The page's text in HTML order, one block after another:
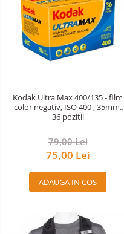
Kodak Ultra Max 400/135 - film
color negativ, ISO 400 , 35mm,
36 pozitii
79,00 Lei
75,00 Lei
ADAUGA IN COS